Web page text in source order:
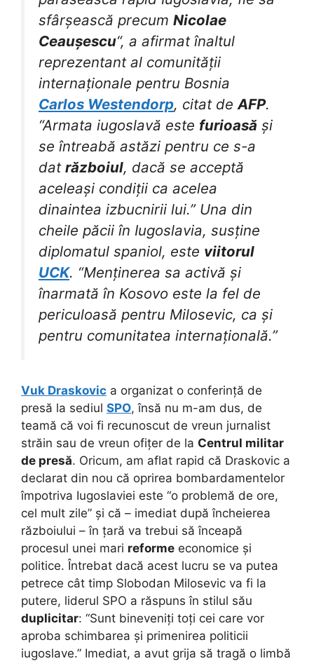
sfârșească precum Nicolae
Ceaușescu“, a afirmat înaltul
reprezentant al comunității
internaționale pentru Bosnia
Carlos Westendorp, citat deAFP.
“Armata iugoslavă este furioasă și
se întreabă astăzi pentru ce s-a
dat războiul, dacă se acceptă
aceleași condiții ca acelea
dinaintea izbucnirii lui.” Una din
cheile păcii în Iugoslavia, susține
diplomatul spaniol, este viitorul
UCK. “Menținerea sa activă și
înarmată în Kosovo este la fel de
periculoasă pentru Milosevic, ca și
pentru comunitatea internațională.”
Vuk Draskovic a organizat o conferință de
presă la sediul SPO, însă nu m-am dus, de
teamă că voi fi recunoscut de vreun jurnalist
străin sau de vreun ofițer de la Centrul militar
de presă. Oricum, am aflat rapid că Draskovic a
declarat din nou că oprirea bombardamentelor
împotriva Iugoslaviei este “o problemă de ore,
cel mult zile” și că – imediat după încheierea
războiului – în țară va trebui să înceapă
procesul unei mari reforme economice și
politice. Întrebat dacă acest lucru se va putea
petrece cât timp Slobodan Milosevic va fi la
putere, liderul SPO a răspuns în stilul său
duplicitar: “Sunt bineveniți toți cei care vor
aproba schimbarea și primenirea politicii
iugoslave.” Imediat, a avut grija să tragă o limbă